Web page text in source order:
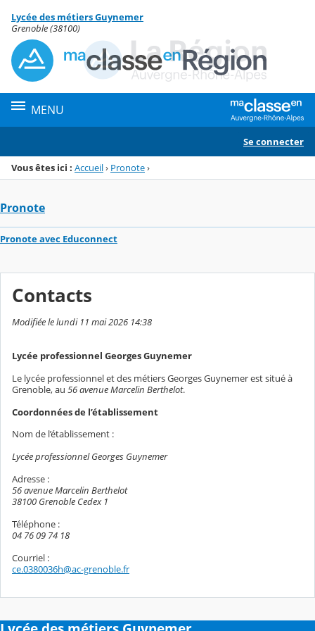
Menu de la rubrique
Contenu
Lycée des métiers Guynemer
Grenoble (38100)
MENU
Se connecter
Vous êtes ici : Accueil› Pronote›
Pronote
Pronote avec Educonnect
Contacts
Modifiée le lundi 11 mai 2026 14:38
Lycée professionnel Georges Guynemer
Le lycée professionnel et des métiers Georges Guynemer est situé à
Grenoble, au 56 avenue Marcelin Berthelot.
Coordonnées de l’établissement
Nom de l’établissement :
Lycée professionnel Georges Guynemer
Adresse :
56 avenue Marcelin Berthelot
38100 Grenoble Cedex 1
Téléphone :
04 76 09 74 18
Courriel :
ce.0380036h@ac-grenoble.fr